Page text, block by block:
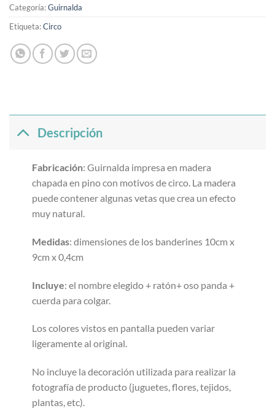
Categoría:Guirnalda
Etiqueta:Circo
Descripción
Fabricación: Guirnalda impresa en madera
chapada en pino con motivos de circo. La madera
puede contener algunas vetas que crea un efecto
muy natural.
Medidas: dimensiones de los banderines 10cm x
9cm x 0,4cm
Incluye: el nombre elegido + ratón+ oso panda +
cuerda para colgar.
Los colores vistos en pantalla pueden variar
ligeramente al original.
No incluye la decoración utilizada para realizar la
fotografía de producto (juguetes, flores, tejidos,
plantas, etc).